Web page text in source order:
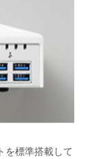
を標準搭載して